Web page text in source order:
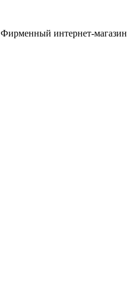
Фирменный интернет-магазин